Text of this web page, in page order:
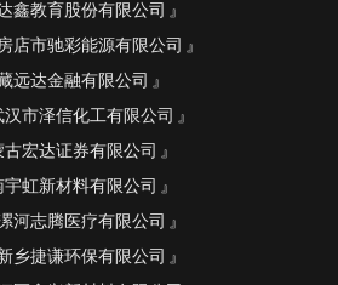
鑫教育股份有限公司
店市驰彩能源有限公司
远达金融有限公司
汉市泽信化工有限公司
古宏达证券有限公司
宇虹新材料有限公司
河志腾医疗有限公司
乡捷谦环保有限公司